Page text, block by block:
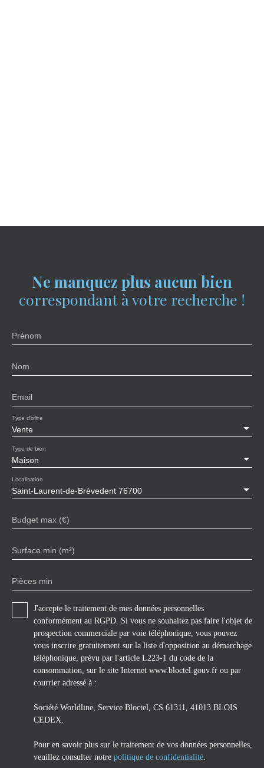
Ne manquez plus aucun bien
correspondant à votre recherche !
Prénom
Nom
Email
Vente
Type d'offre
Maison
Type de bien
Saint-Laurent-de-Brèvedent 76700
Localisation
Budget max (€)
Surface min (m²)
Pièces min
J'accepte le traitement de mes données personnelles
conformément au RGPD. Si vous ne souhaitez pas faire l'objet de
prospection commerciale par voie téléphonique, vous pouvez
vous inscrire gratuitement sur la liste d'opposition au démarchage
téléphonique, prévu par l'article L223-1 du code de la
consommation, sur le site Internet www.bloctel.gouv.fr ou par
courrier adressé à :
Société Worldline, Service Bloctel, CS 61311, 41013 BLOIS
CEDEX.
Pour en savoir plus sur le traitement de vos données personnelles,
veuillez consulter notre politique de confidentialité